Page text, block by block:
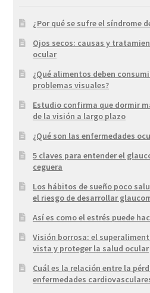
¿Por qué se sufre el síndrome
Ojos secos: causas y
ocular
¿Qué alimentos deben
problemas visuales?
Estudio confirma que dormir
de la visión a largo plazo
¿Qué son las enfermedades
5 claves para entender el
ceguera
Los hábitos de sueño poco
el riesgo de desarrollar
Así es como el estrés puede
Visión borrosa: el
vista y proteger la salud ocular
Cuál es la relación entre la
enfermedades